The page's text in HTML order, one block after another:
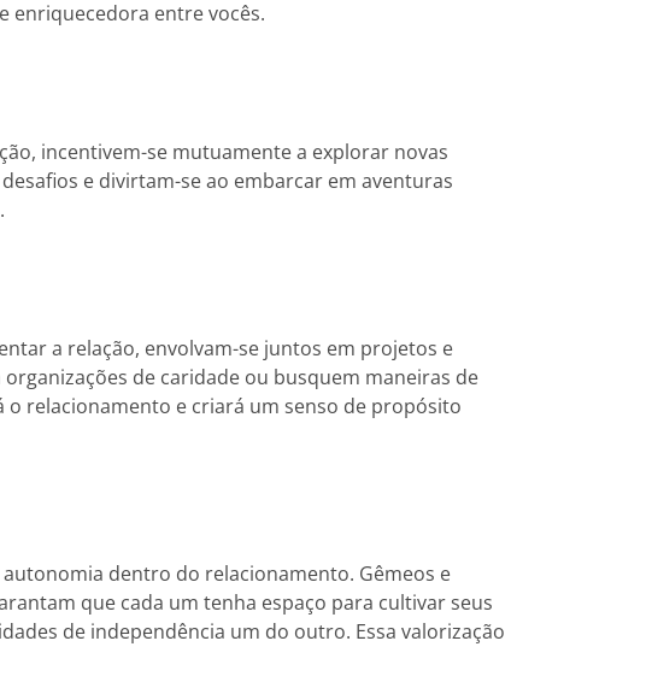
enriquecedora entre vocês.
incentivem-se mutuamente a explorar novas
e divirtam-se ao embarcar em aventuras
a relação, envolvam-se juntos em projetos e
de caridade ou busquem maneiras de
o relacionamento e criará um senso de propósito
dentro do relacionamento. Gêmeos e
que cada um tenha espaço para cultivar seus
de independência um do outro. Essa valorização